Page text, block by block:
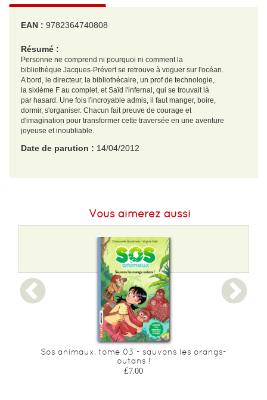
EAN : 9782364740808
Résumé :
Personne ne comprend ni pourquoi ni comment la
bibliothèque Jacques-Prévert se retrouve à voguer sur l'océan.
A bord, le directeur, la bibliothécaire, un prof de technologie,
la sixième F au complet, et Saïd l'infernal, qui se trouvait là
par hasard. Une fois l'incroyable admis, il faut manger, boire,
dormir, s'organiser. Chacun fait preuve de courage et
d'imagination pour transformer cette traversée en une aventure
joyeuse et inoubliable.
Date de parution : 14/04/2012
Vous aimerez aussi
Sos animaux, tome 03 - sauvons les orangs-
outans !
£7.00